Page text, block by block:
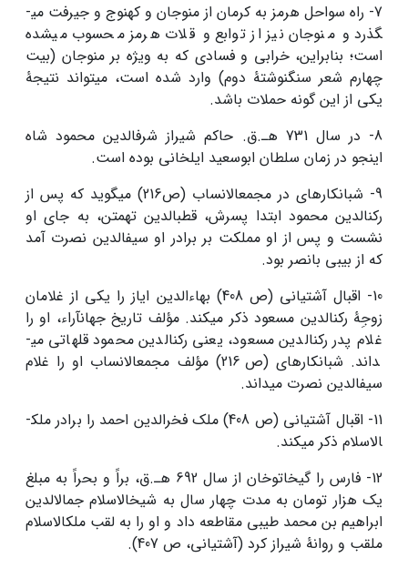
7- راه سواحل هرمز به کرمان از منوجان و کهنوج و جیرفت می­
گذرد و منوجان نیز از توابع و قلات هرمز محسوب می­شده
است؛ بنابراین، خرابی و فسادی که به ویژه بر منوجان (بیت
چهارم شعر سنگ­نوشتۀ دوم) وارد شده است، می­تواند نتیجۀ
یکی از این گونه حملات باشد.
8- در سال 731 هـ.ق. حاکم شیراز شرف­الدین محمود شاه
اینجو در زمان سلطان ابوسعید ایلخانی بوده است.
9- شبانکاره­ای در مجمع­الانساب (ص216) می­گوید که پس از
رکن­الدین محمود ابتدا پسرش، قطب­الدین تهمتن، به جای او
نشست و پس از او مملکت بر برادر او سیف­الدین نصرت آمد
که از بی­بی بانصر بود.
10- اقبال آشتیانی (ص 408) بهاءالدین ایاز را یکی از غلامان
زوجِۀ رکن­الدین مسعود ذکر می­کند. مؤلف تاریخ جهان­آراء، او را
غلام پدر رکن­الدین مسعود، یعنی رکن­الدین محمود قلهاتی می­
داند. شبانکاره­ای (ص 216) مؤلف مجمع­الانساب او را غلام
سیف­الدین نصرت می­داند.
11- اقبال آشتیانی (ص 408) ملک فخرالدین احمد را برادر ملک­
الاسلام ذکر می­کند.
12- فارس را گیخاتوخان از سال 692 هـ.ق، براً و بحراً به مبلغ
یک هزار تومان به مدت چهار سال به شیخ­الاسلام جمال­الدین
ابراهیم بن محمد طیبی مقاطعه داد و او را به لقب ملک­الاسلام
ملقب و روانۀ شیراز کرد (آشتیانی، ص 407).